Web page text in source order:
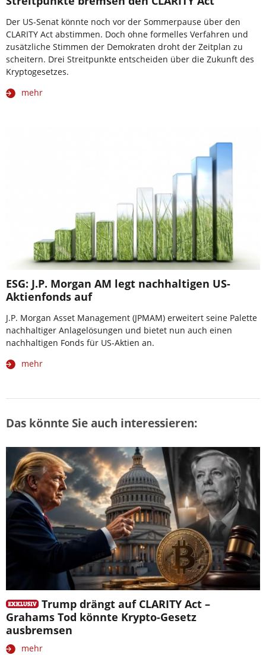
Der US-Senat könnte noch vor der Sommerpause über den
CLARITY Act abstimmen. Doch ohne formelles Verfahren und
zusätzliche Stimmen der Demokraten droht der Zeitplan zu
scheitern. Drei Streitpunkte entscheiden über die Zukunft des
Kryptogesetzes.
mehr
ESG: J.P. Morgan AM legt nachhaltigen US-
Aktienfonds auf
J.P. Morgan Asset Management (JPMAM) erweitert seine Palette
nachhaltiger Anlagelösungen und bietet nun auch einen
nachhaltigen Fonds für US-Aktien an.
mehr
Das könnte Sie auch interessieren:
Trump drängt auf CLARITY Act –
Grahams Tod könnte Krypto-Gesetz
ausbremsen
mehr